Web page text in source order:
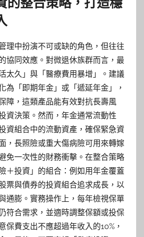
的整合策略，打造穩
理中扮演不可或缺的角色，但往往
協同效應。對微退休族群而言，最
太久」與「醫療費用暴增」。建議
為「即期年金」或「遞延年金」，
障，這類產品能有效對抗長壽風
資決策。然而，年金通常流動性
資組合中的流動資產，確保緊急資
，長照險或重大傷病險可用來轉嫁
免一次性的財務衝擊。在整合策略
＋投資」的組合：例如用年金覆蓋
票與債券的投資組合追求成長，以
通膨。實務操作上，每年檢視保單
符合需求，並適時調整保額或投保
保費支出不應超過年收入的10%，